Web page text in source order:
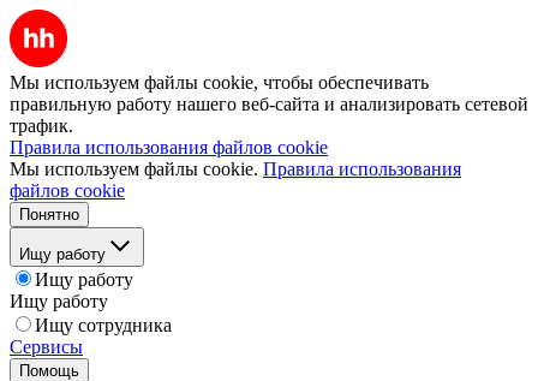
Мы используем файлы cookie, чтобы обеспечивать
правильную работу нашего веб-сайта и анализировать сетевой
трафик.
Правила использования файлов cookie
Мы используем файлы cookie. Правила использования
файлов cookie
Понятно
Ищу работу
Ищу работу
Ищу работу
Ищу сотрудника
Сервисы
Помощь